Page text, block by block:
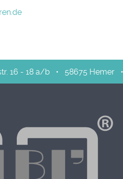
16 - 18 a/b • 58675 Hemer